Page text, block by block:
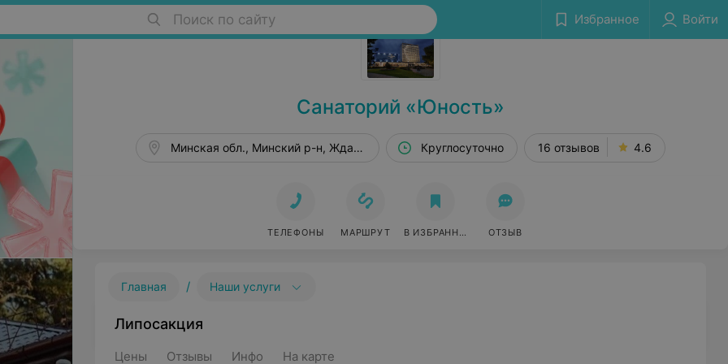
Поиск по сайту Избранное Войти
Санатории Беларуси в Беларуси Сообщить об ошибке
Санаторий «Юность»
Минская обл., Минский р-н, Ждановичский сельсовет, 67
Круглосуточно 16 отзывов 4.6
ТЕЛЕФОНЫ МАРШРУТ В ИЗБРАННОЕ ОТЗЫВ
Главная / Наши услуги
Липосакция
Цены Отзывы Инфо На карте